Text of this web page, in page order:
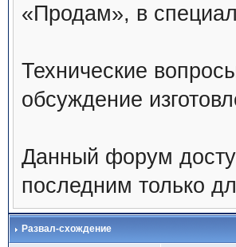
«Продам», в
Технические
обсуждение
Данный форум
последним только
Развал-схождение